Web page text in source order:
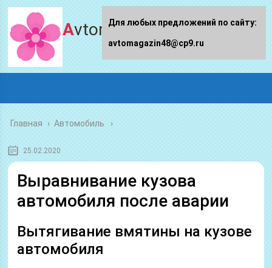
Avtomagazin48.ru
Главная › Автомобиль
25.02.2020
Выравнивание кузова
автомобиля после аварии
Вытягивание вмятины на кузове
автомобиля
Для любых предложений по сайту:
avtomagazin48@cp9.ru